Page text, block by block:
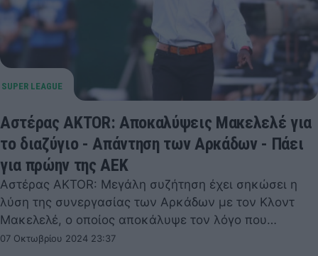
Αστέρας AKTOR: Αποκαλύψεις Μακελελέ για
το διαζύγιο - Απάντηση των Αρκάδων - Πάει
για πρώην της ΑΕΚ
Αστέρας AKTOR: Μεγάλη συζήτηση έχει σηκώσει η
λύση της συνεργασίας των Αρκάδων με τον Κλοντ
Μακελελέ, ο οποίος αποκάλυψε τον λόγο που…
07 Οκτωβρίου 2024 23:37